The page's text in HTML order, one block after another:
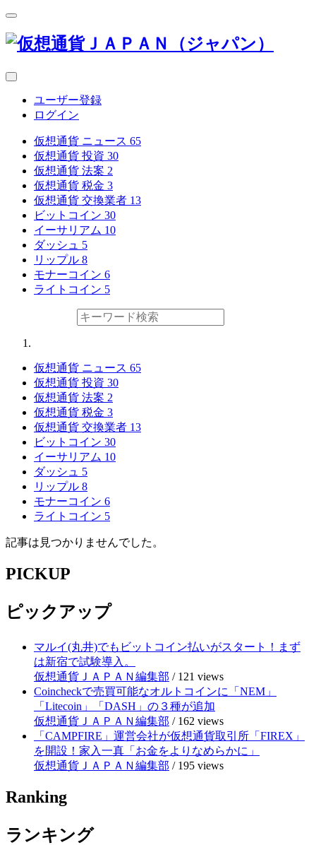
ユーザー登録
ログイン
仮想通貨 ニュース 65
仮想通貨 投資 30
仮想通貨 法案 2
仮想通貨 税金 3
仮想通貨 交換業者 13
ビットコイン 30
イーサリアム 10
ダッシュ 5
リップル 8
モナーコイン 6
ライトコイン 5
仮想通貨 ニュース 65
仮想通貨 投資 30
仮想通貨 法案 2
仮想通貨 税金 3
仮想通貨 交換業者 13
ビットコイン 30
イーサリアム 10
ダッシュ 5
リップル 8
モナーコイン 6
ライトコイン 5
記事は見つかりませんでした。
PICKUP
ピックアップ
マルイ(丸井)でもビットコイン払いがスタート！まず
は新宿で試験導入。
仮想通貨ＪＡＰＡＮ編集部 / 121 views
Coincheckで売買可能なオルトコインに「NEM」
「Litecoin」「DASH」の３種が追加
仮想通貨ＪＡＰＡＮ編集部 / 162 views
「CAMPFIRE」運営会社が仮想通貨取引所「FIREX」
を開設！家入一真「お金をよりなめらかに」
仮想通貨ＪＡＰＡＮ編集部 / 195 views
Ranking
ランキング